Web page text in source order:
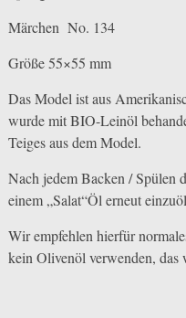
Märchen No. 134
Größe 55×55 mm
Das Model ist aus
wurde mit BIO-Leinöl
Teiges aus dem Model.
Nach jedem Backen / Spülen
einem „Salat“Öl erneut
Wir empfehlen hierfür
kein Olivenöl verwenden,